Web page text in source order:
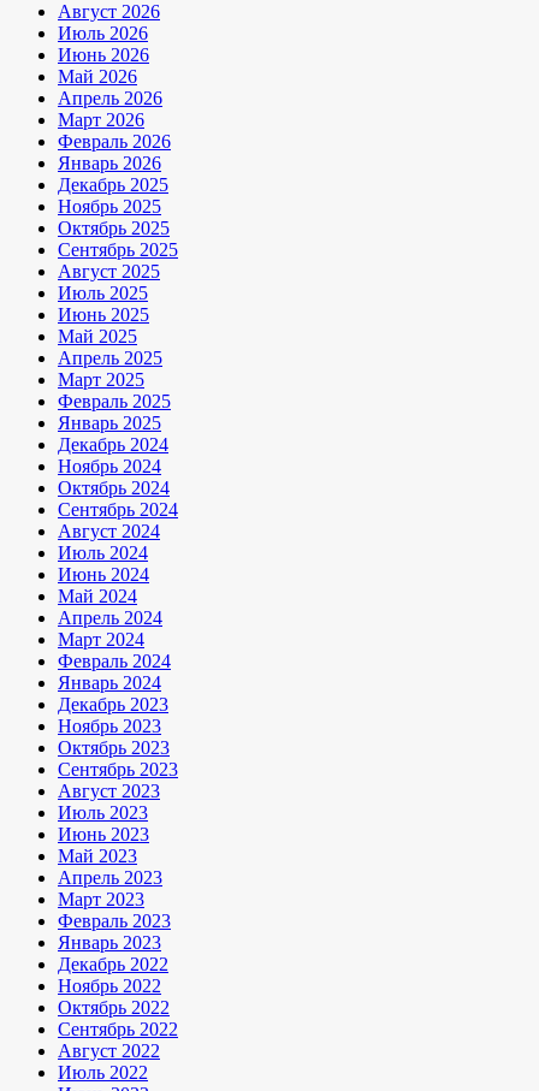
Август 2026
Июль 2026
Июнь 2026
Май 2026
Апрель 2026
Март 2026
Февраль 2026
Январь 2026
Декабрь 2025
Ноябрь 2025
Октябрь 2025
Сентябрь 2025
Август 2025
Июль 2025
Июнь 2025
Май 2025
Апрель 2025
Март 2025
Февраль 2025
Январь 2025
Декабрь 2024
Ноябрь 2024
Октябрь 2024
Сентябрь 2024
Август 2024
Июль 2024
Июнь 2024
Май 2024
Апрель 2024
Март 2024
Февраль 2024
Январь 2024
Декабрь 2023
Ноябрь 2023
Октябрь 2023
Сентябрь 2023
Август 2023
Июль 2023
Июнь 2023
Май 2023
Апрель 2023
Март 2023
Февраль 2023
Январь 2023
Декабрь 2022
Ноябрь 2022
Октябрь 2022
Сентябрь 2022
Август 2022
Июль 2022